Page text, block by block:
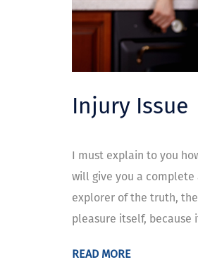
Injury Issue
I must explain to you
will give you a
explorer of the truth,
pleasure itself, because
READ MORE